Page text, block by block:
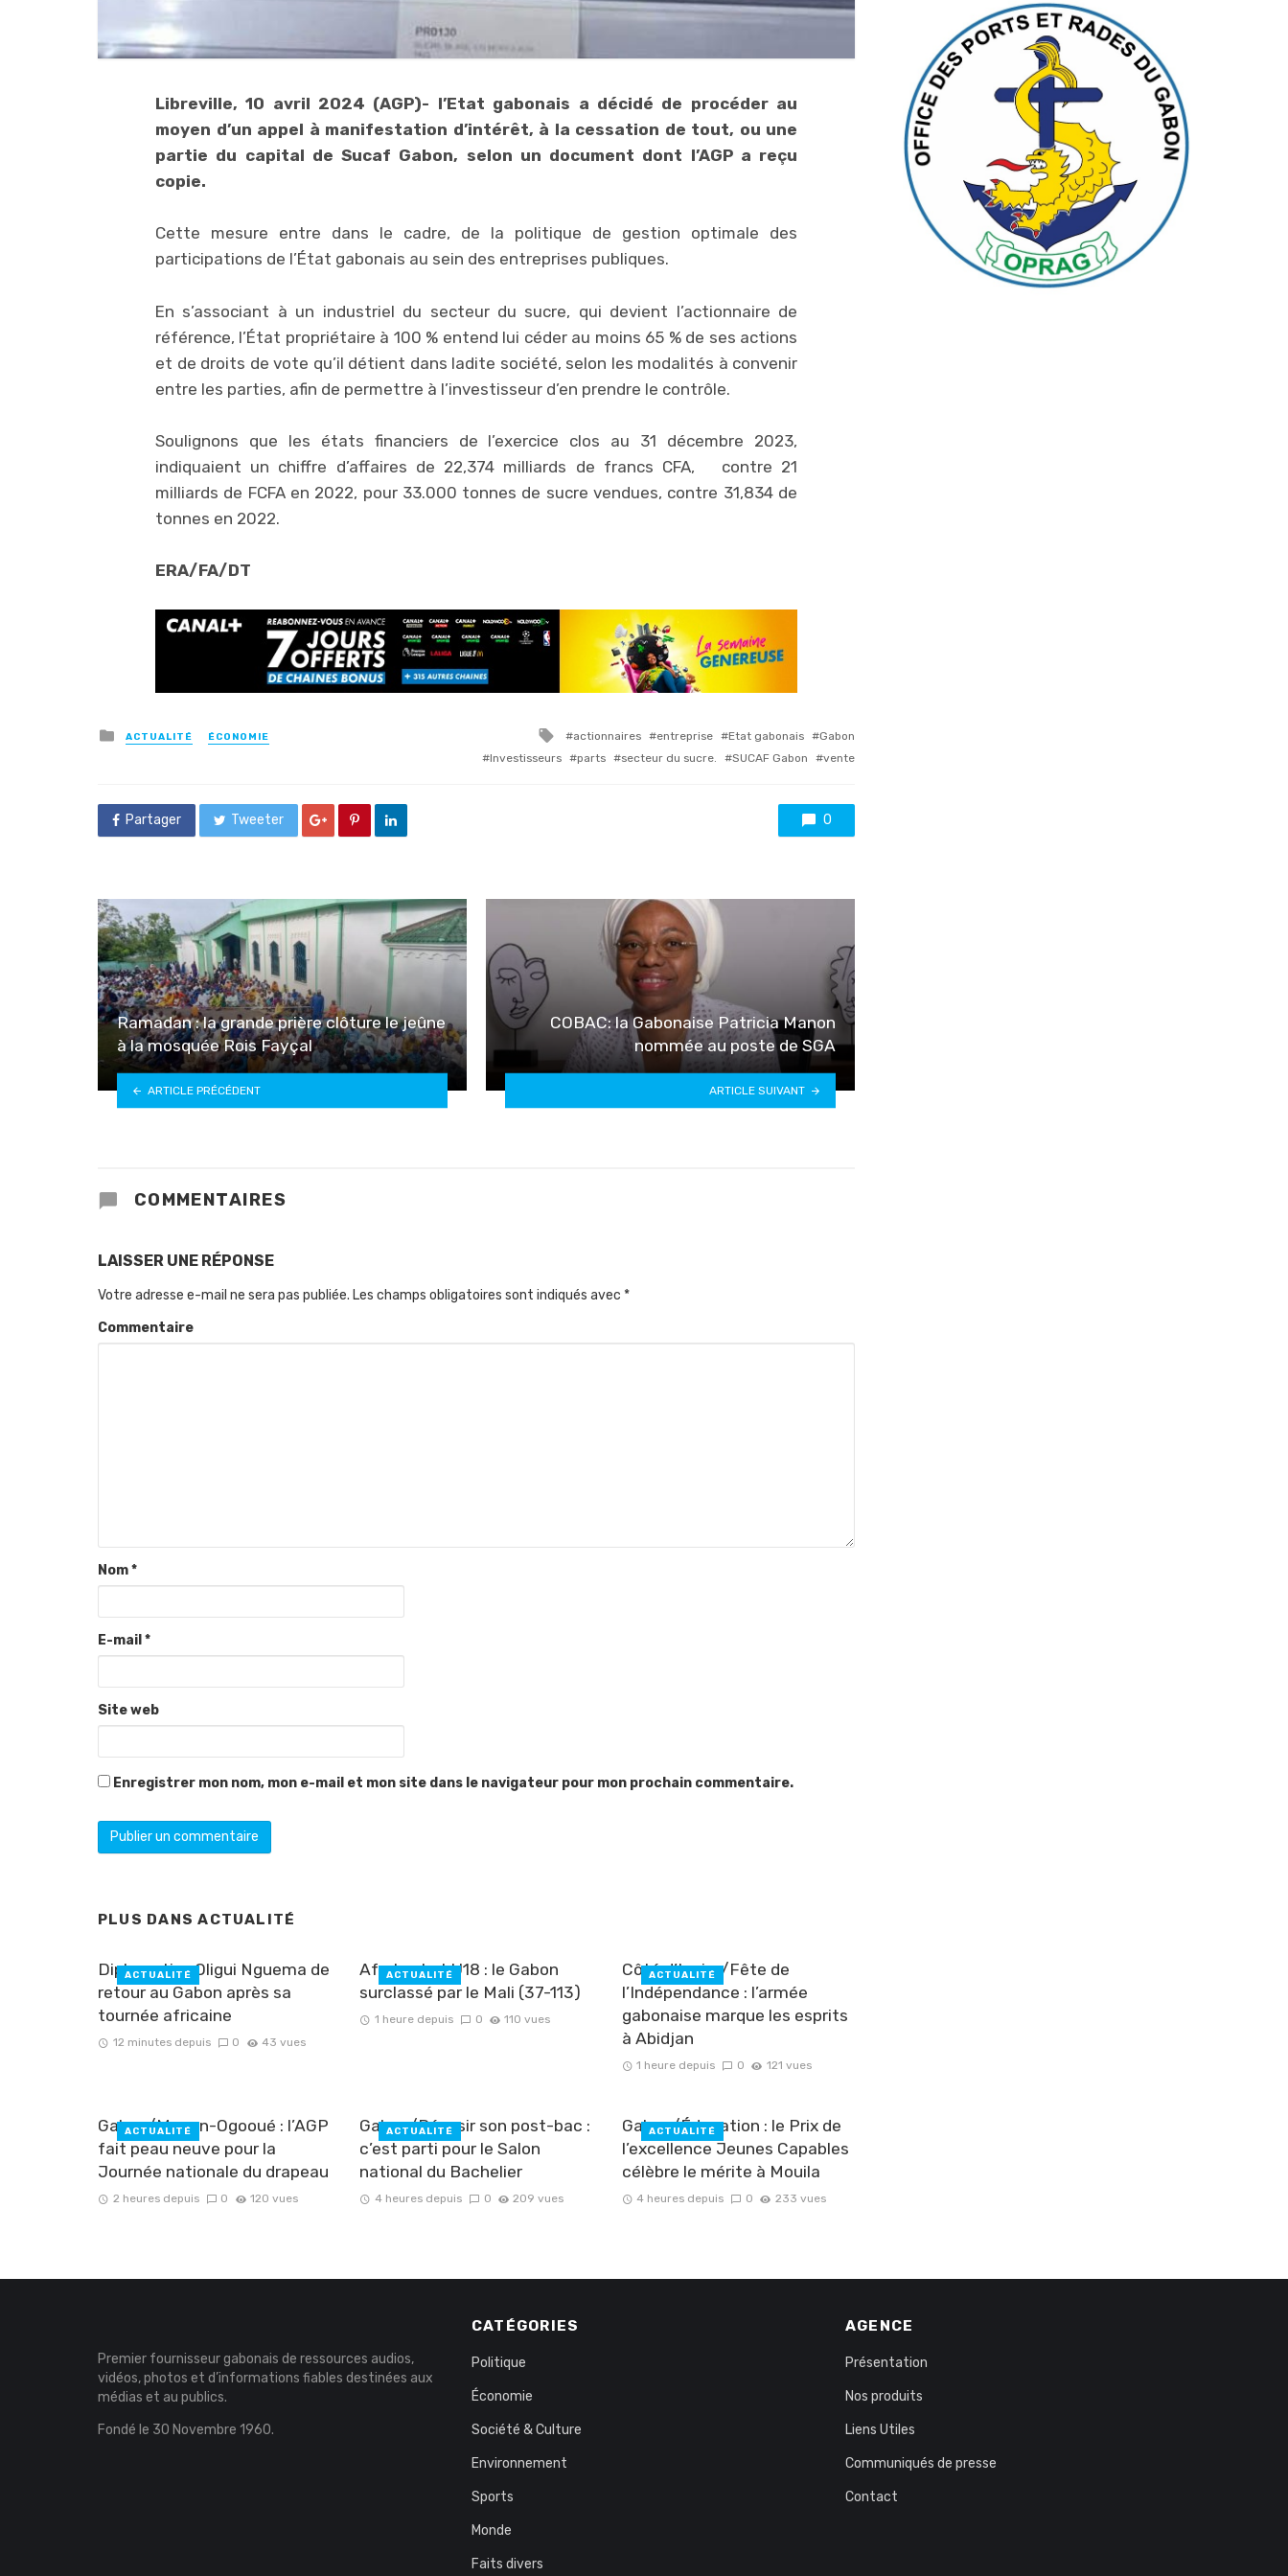
Libreville, 10 avril 2024 (AGP)- l’Etat gabonais a décidé de procéder au
moyen d’un appel à manifestation d’intérêt, à la cessation de tout, ou une
partie du capital de Sucaf Gabon, selon un document dont l’AGP a reçu
copie.
Cette mesure entre dans le cadre, de la politique de gestion optimale des
participations de l’État gabonais au sein des entreprises publiques.
En s’associant à un industriel du secteur du sucre, qui devient l’actionnaire de
référence, l’État propriétaire à 100 % entend lui céder au moins 65 % de ses actions
et de droits de vote qu’il détient dans ladite société, selon les modalités à convenir
entre les parties, afin de permettre à l’investisseur d’en prendre le contrôle.
Soulignons que les états financiers de l’exercice clos au 31 décembre 2023,
indiquaient un chiffre d’affaires de 22,374 milliards de francs CFA, contre 21
milliards de FCFA en 2022, pour 33.000 tonnes de sucre vendues, contre 31,834 de
tonnes en 2022.
ERA/FA/DT
Posted
in
ACTUALITÉ ÉCONOMIE
Tagged
with
actionnaires entreprise Etat gabonais
Gabon
Investisseurs
parts secteur du sucre. SUCAF Gabon vente
Partager Tweeter 0
Ramadan : la grande prière clôture le jeûne
à la mosquée Rois Fayçal
ARTICLE PRÉCÉDENT
COBAC: la Gabonaise Patricia Manon
nommée au poste de SGA
ARTICLE SUIVANT
COMMENTAIRES
LAISSER UNE RÉPONSE
Votre adresse e-mail ne sera pas publiée. Les champs obligatoires sont indiqués avec *
Commentaire
Nom*
E-mail *
Site web
Enregistrer mon nom, mon e-mail et mon site dans le navigateur pour mon prochain commentaire.
PLUS DANSACTUALITÉ
Diplomatie : Oligui Nguema de
retour au Gabon après sa
tournée africaine
12 minutes depuis 0 43 vues
ACTUALITÉ
Afrobasket U18 : le Gabon
surclassé par le Mali (37-113)
1 heure depuis 0 110 vues
ACTUALITÉ
Côté d’Ivoire/Fête de
l’Indépendance : l’armée
gabonaise marque les esprits
à Abidjan
1 heure depuis 0 121 vues
ACTUALITÉ
Gabon/Moyen-Ogooué : l’AGP
fait peau neuve pour la
Journée nationale du drapeau
2 heures depuis 0 120 vues
ACTUALITÉ
Gabon/Réussir son post-bac :
c’est parti pour le Salon
national du Bachelier
4 heures depuis 0 209 vues
ACTUALITÉ
Gabon/Éducation : le Prix de
l’excellence Jeunes Capables
célèbre le mérite à Mouila
4 heures depuis 0 233 vues
ACTUALITÉ
Premier fournisseur gabonais de ressources audios,
vidéos, photos et d’informations fiables destinées aux
médias et au publics.
Fondé le 30 Novembre 1960.
CATÉGORIES
Politique
Économie
Société & Culture
Environnement
Sports
Monde
Faits divers
AGENCE
Présentation
Nos produits
Liens Utiles
Communiqués de presse
Contact